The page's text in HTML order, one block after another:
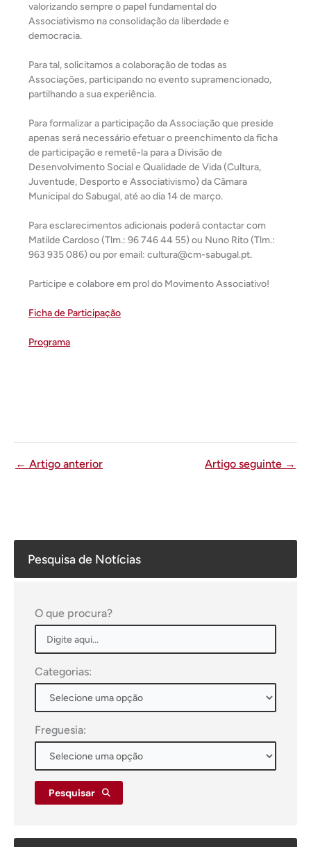
Pesquisa de Notícias
O que procura?
Categorias:
Freguesia:
Pesquisar
valorizando sempre o papel fundamental do
Associativismo na consolidação da liberdade e
democracia.
Para tal, solicitamos a colaboração de todas as
Associações, participando no evento supramencionado,
partilhando a sua experiência.
Para formalizar a participação da Associação que preside
apenas será necessário efetuar o preenchimento da ficha
de participação e remetê-la para a Divisão de
Desenvolvimento Social e Qualidade de Vida (Cultura,
Juventude, Desporto e Associativismo) da Câmara
Municipal do Sabugal, até ao dia 14 de março.
Para esclarecimentos adicionais poderá contactar com
Matilde Cardoso (Tlm.: 96 746 44 55) ou Nuno Rito (Tlm.:
963 935 086) ou por email: cultura@cm-sabugal.pt.
Participe e colabore em prol do Movimento Associativo!
Ficha de Participação
Programa
← Artigo anterior Artigo seguinte →